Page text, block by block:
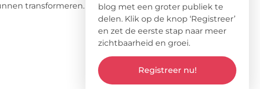
transformeren.
blog met een groter publiek te
delen. Klik op de knop ‘Registreer’
en zet de eerste stap naar meer
zichtbaarheid en groei.
Registreer nu!